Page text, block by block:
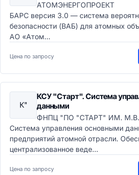
АТОМЭНЕРГОПРОЕКТ
БАРС версия 3.0 — система
безопасности (ВАБ) для атомных
АО «Атом...
Цена по запросу
К"
КСУ "Старт". Система
данными
ФНПЦ "ПО "СТАРТ" ИМ.
Система управления основными
предприятий атомной отрасли.
централизованное веде...
Цена по запросу